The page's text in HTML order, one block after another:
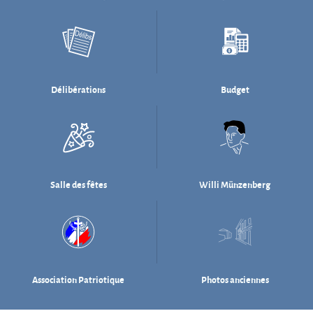
Salle des fêtes Willi Münzenberg
Association Patriotique Photos anciennes
Actus Panneau Pocket
L'actualité officielle de la mairie de Montagne